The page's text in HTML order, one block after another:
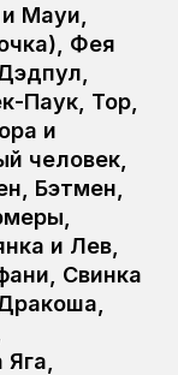
Мауи,
Фея
Паук, Тор,
и
человек,
Бэтмен,
и Лев,
Свинка